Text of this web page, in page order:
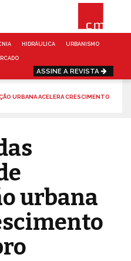
HIDRÁULICA URBANISMO
ASSINE A REVISTA
URBANA ACELERA CRESCIMENTO
urbana